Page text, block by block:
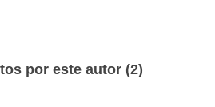
por este autor (2)